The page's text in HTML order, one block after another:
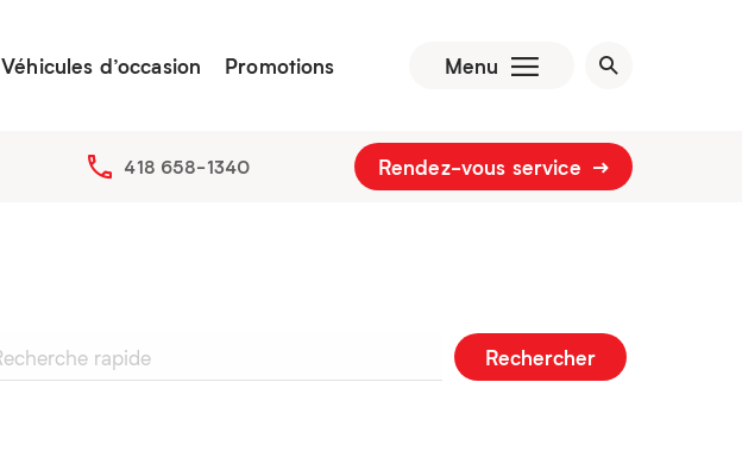
Véhicules d’occasion Promotions Menu
418 658-1340 Rendez-vous service
Rechercher